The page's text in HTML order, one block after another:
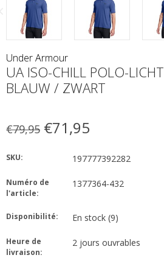
Under Armour
UA ISO-CHILL POLO-LICHT
BLAUW / ZWART
€79,95 €71,95
SKU: 197777392282
Numéro de
l'article:
1377364-432
Disponibilité: En stock (9)
Heure de
livraison:
2 jours ouvrables